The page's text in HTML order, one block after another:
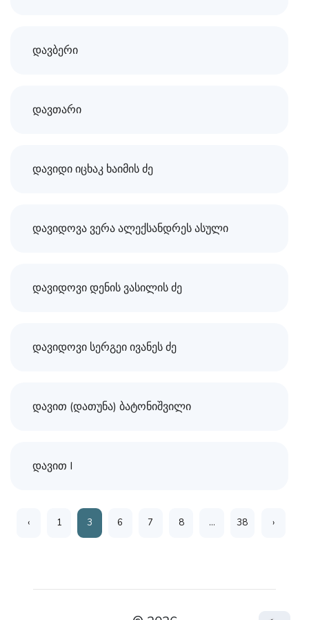
დავბერი
დავთარი
დავიდი იცხაკ ხაიმის ძე
დავიდოვა ვერა ალექსანდრეს ასული
დავიდოვი დენის ვასილის ძე
დავიდოვი სერგეი ივანეს ძე
დავით (დათუნა) ბატონიშვილი
დავით I
‹ 1 3 6 7 8 ... 38 ›